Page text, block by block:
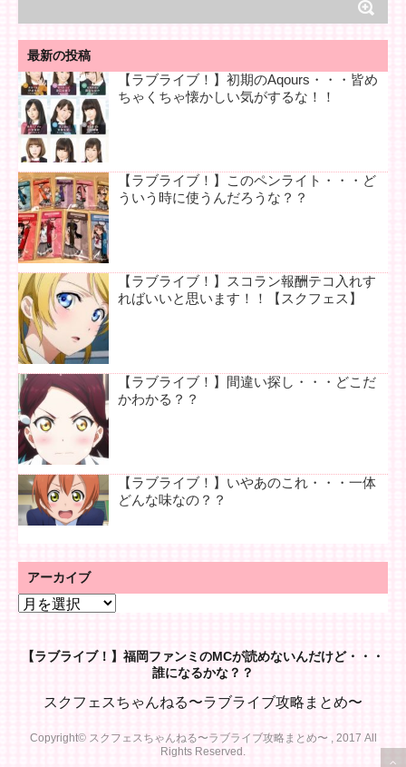
最新の投稿
【ラブライブ！】初期のAqours・・・皆め
ちゃくちゃ懐かしい気がするな！！
【ラブライブ！】このペンライト・・・ど
ういう時に使うんだろうな？？
【ラブライブ！】スコラン報酬テコ入れす
ればいいと思います！！【スクフェス】
【ラブライブ！】間違い探し・・・どこだ
かわかる？？
【ラブライブ！】いやあのこれ・・・一体
どんな味なの？？
アーカイブ
ア
イ【ラブライブ！】福岡ファンミのMCが読めないんだけど・・・
誰になるかな？？
スクフェスちゃんねる〜ラブライブ攻略まとめ〜
Copyright© スクフェスちゃんねる〜ラブライブ攻略まとめ〜 , 2017 All
Rights Reserved.